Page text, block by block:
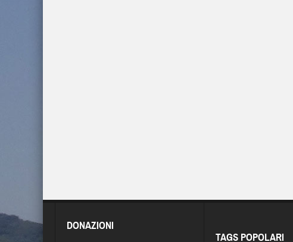
DONAZIONI
TAGS POPOLARI